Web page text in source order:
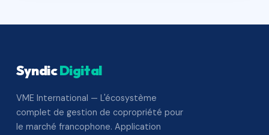
SyndicDigital
VME International — L'écosystème
complet de gestion de copropriété pour
le marché francophone. Application